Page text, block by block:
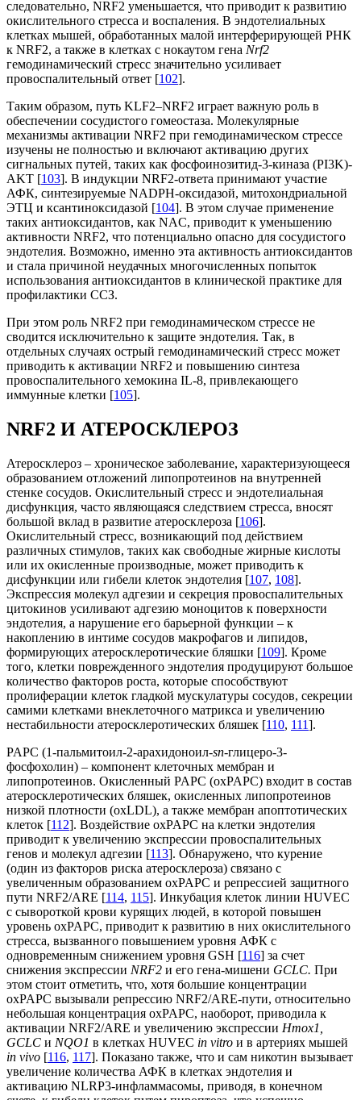
следовательно, NRF2 уменьшается, что приводит к развитию
окислительного стресса и воспаления. В эндотелиальных
клетках мышей, обработанных малой интерферирующей РНК
к NRF2, а также в клетках с нокаутом гена Nrf2
гемодинамический стресс значительно усиливает
провоспалительный ответ [102].
Таким образом, путь KLF2–NRF2 играет важную роль в
обеспечении сосудистого гомеостаза. Молекулярные
механизмы активации NRF2 при гемодинамическом стрессе
изучены не полностью и включают активацию других
сигнальных путей, таких как фосфоинозитид-3-киназа (PI3K)-
AKT [103]. В индукции NRF2-ответа принимают участие
АФК, синтезируемые NADPH-оксидазой, митохондриальной
ЭТЦ и ксантиноксидазой [104]. В этом случае применение
таких антиоксидантов, как NAC, приводит к уменьшению
активности NRF2, что потенциально опасно для сосудистого
эндотелия. Возможно, именно эта активность антиоксидантов
и стала причиной неудачных многочисленных попыток
использования антиоксидантов в клинической практике для
профилактики ССЗ.
При этом роль NRF2 при гемодинамическом стрессе не
сводится исключительно к защите эндотелия. Так, в
отдельных случаях острый гемодинамический стресс может
приводить к активации NRF2 и повышению синтеза
провоспалительного хемокина IL-8, привлекающего
иммунные клетки [105].
NRF2 И АТЕРОСКЛЕРОЗ
Атеросклероз – хроническое заболевание, характеризующееся
образованием отложений липопротеинов на внутренней
стенке сосудов. Окислительный стресс и эндотелиальная
дисфункция, часто являющаяся следствием стресса, вносят
большой вклад в развитие атеросклероза [106].
Окислительный стресс, возникающий под действием
различных стимулов, таких как свободные жирные кислоты
или их окисленные производные, может приводить к
дисфункции или гибели клеток эндотелия [107, 108].
Экспрессия молекул адгезии и секреция провоспалительных
цитокинов усиливают адгезию моноцитов к поверхности
эндотелия, а нарушение его барьерной функции – к
накоплению в интиме сосудов макрофагов и липидов,
формирующих атеросклеротические бляшки [109]. Кроме
того, клетки поврежденного эндотелия продуцируют большое
количество факторов роста, которые способствуют
пролиферации клеток гладкой мускулатуры сосудов, секреции
самими клетками внеклеточного матрикса и увеличению
нестабильности атеросклеротических бляшек [110, 111].
PAPC (1-пальмитоил-2-арахидоноил-sn-глицеро-3-
фосфохолин) – компонент клеточных мембран и
липопротеинов. Окисленный PAPC (oxPAPC) входит в состав
атеросклеротических бляшек, окисленных липопротеинов
низкой плотности (oxLDL), а также мембран апоптотических
клеток [112]. Воздействие oxPAPC на клетки эндотелия
приводит к увеличению экспрессии провоспалительных
генов и молекул адгезии [113]. Обнаружено, что курение
(один из факторов риска атеросклероза) связано с
увеличенным образованием oxPAPC и репрессией защитного
пути NRF2/ARE [114, 115]. Инкубация клеток линии HUVEC
с сывороткой крови курящих людей, в которой повышен
уровень oxPAPC, приводит к развитию в них окислительного
стресса, вызванного повышением уровня АФК с
одновременным снижением уровня GSH [116] за счет
снижения экспрессии NRF2 и его гена-мишени GCLC. При
этом стоит отметить, что, хотя большие концентрации
oxPAPC вызывали репрессию NRF2/ARE-пути, относительно
небольшая концентрация oxPAPC, наоборот, приводила к
активации NRF2/ARE и увеличению экспрессии Hmox1,
GCLC и NQO1 в клетках HUVEC in vitro и в артериях мышей
in vivo [116, 117]. Показано также, что и сам никотин вызывает
увеличение количества АФК в клетках эндотелия и
активацию NLRP3-инфламмасомы, приводя, в конечном